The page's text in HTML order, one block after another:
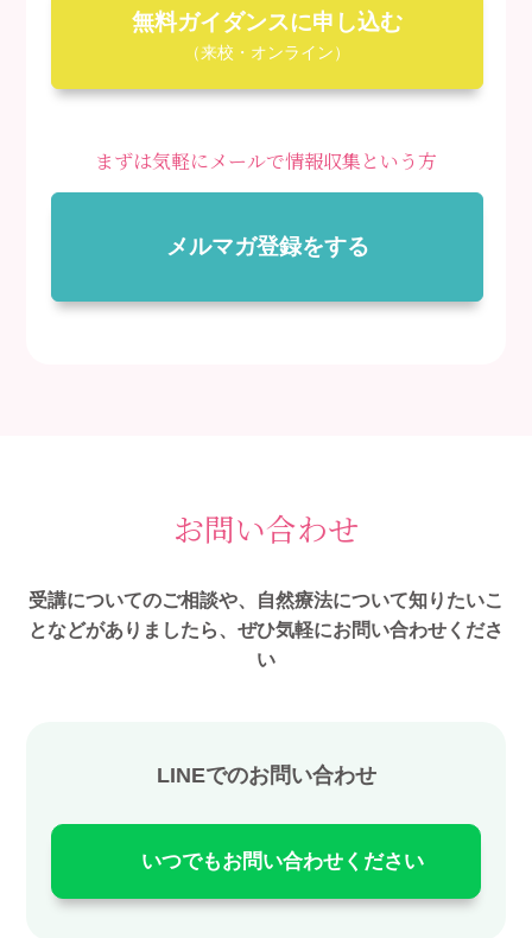
無料ガイダンスに申し込む
（来校・オンライン）
まずは気軽にメールで情報収集という方
メルマガ登録をする
お問い合わせ
受講についてのご相談や、自然療法について知りたいこ
となどがありましたら、ぜひ気軽にお問い合わせくださ
い
LINEでのお問い合わせ
いつでもお問い合わせください